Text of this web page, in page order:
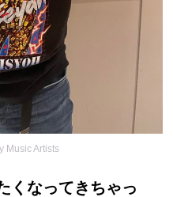
Music Artists
くなってきちゃっ